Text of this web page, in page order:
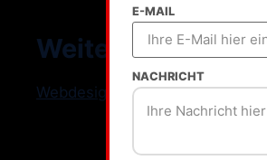
E-MAIL
NACHRICHT
Weitere
Webdesign Freelancer